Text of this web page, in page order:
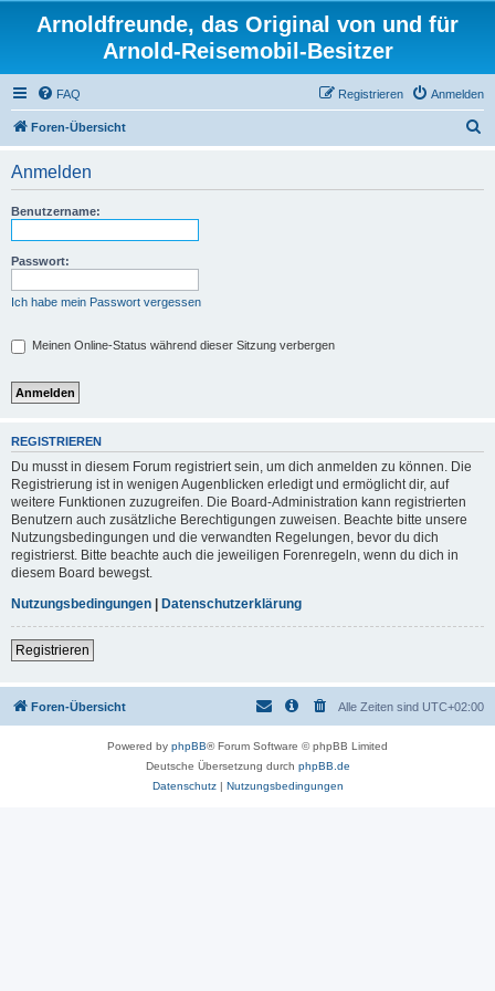
Arnoldfreunde, das Original von und für
Arnold-Reisemobil-Besitzer
FAQ Anmelden
Registrieren
Foren-Übersicht
Anmelden
Benutzername:
Passwort:
Ich habe mein Passwort vergessen
Meinen Online-Status während dieser Sitzung verbergen
REGISTRIEREN
Du musst in diesem Forum registriert sein, um dich anmelden zu können. Die
Registrierung ist in wenigen Augenblicken erledigt und ermöglicht dir, auf
weitere Funktionen zuzugreifen. Die Board-Administration kann registrierten
Benutzern auch zusätzliche Berechtigungen zuweisen. Beachte bitte unsere
Nutzungsbedingungen und die verwandten Regelungen, bevor du dich
registrierst. Bitte beachte auch die jeweiligen Forenregeln, wenn du dich in
diesem Board bewegst.
Nutzungsbedingungen
Datenschutzerklärung
Registrieren
Foren-Übersicht Alle Zeiten sind UTC+02:00
Powered by phpBB® Forum Software © phpBB Limited
Deutsche Übersetzung durch phpBB.de
Datenschutz| Nutzungsbedingungen